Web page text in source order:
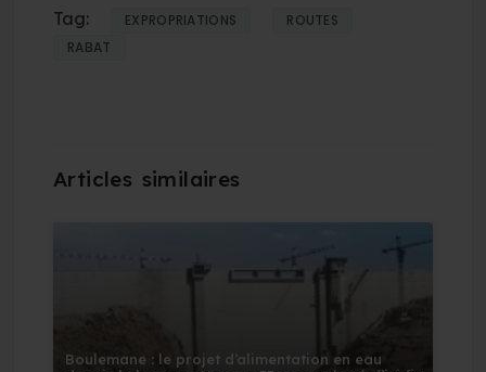
Tag: EXPROPRIATIONS
ROUTES
RABAT
Boulemane : le projet d’alimentation en eau